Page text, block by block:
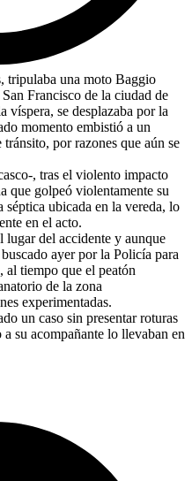
tripulaba una moto Baggio
Francisco de la ciudad de
víspera, se desplazaba por la
momento embistió a un
por razones que aún se
, tras el violento impacto
que golpeó violentamente su
séptica ubicada en la vereda, lo
en el acto.
lugar del accidente y aunque
ayer por la Policía para
al tiempo que el peatón
de la zona
experimentadas.
un caso sin presentar roturas
su acompañante lo llevaban en